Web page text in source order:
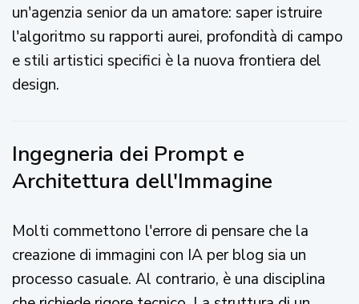
un'agenzia senior da un amatore: saper istruire
l'algoritmo su rapporti aurei, profondità di campo
e stili artistici specifici è la nuova frontiera del
design.
Ingegneria dei Prompt e
Architettura dell'Immagine
Molti commettono l'errore di pensare che la
creazione di immagini con IA per blog sia un
processo casuale. Al contrario, è una disciplina